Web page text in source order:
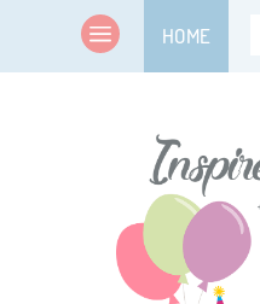
HOME